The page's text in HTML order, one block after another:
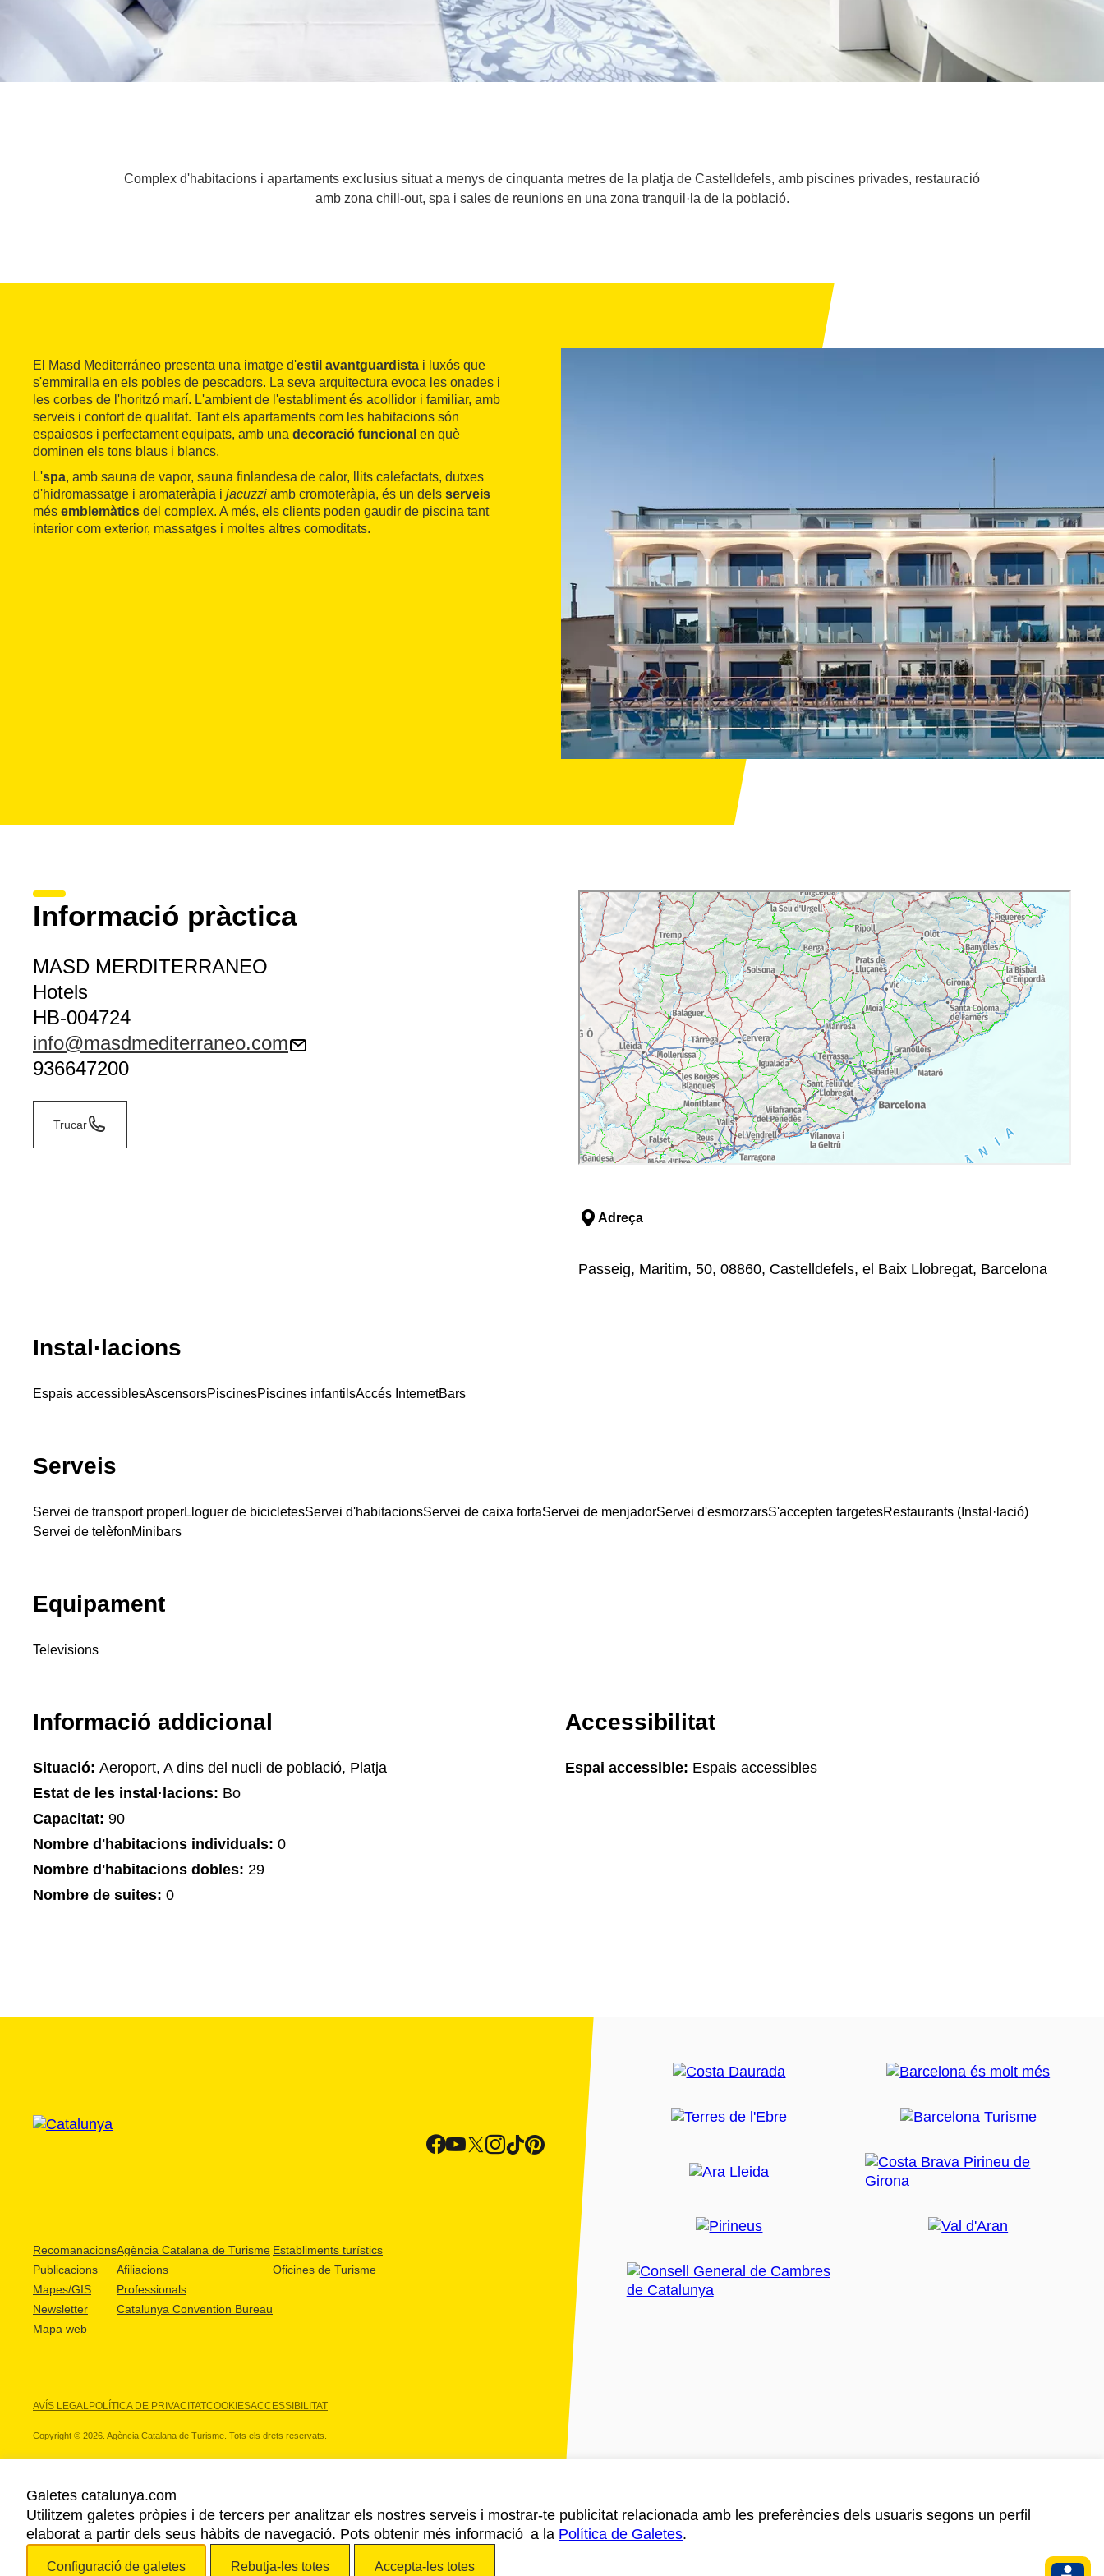
Complex d'habitacions i apartaments exclusius situat a menys de cinquanta metres de la platja de Castelldefels, amb piscines privades, restauració
amb zona chill-out, spa i sales de reunions en una zona tranquil·la de la població.
El Masd Mediterráneo presenta una imatge d'estil avantguardista i luxós que
s'emmiralla en els pobles de pescadors. La seva arquitectura evoca les onades i
les corbes de l'horitzó marí. L'ambient de l'establiment és acollidor i familiar, amb
serveis i confort de qualitat. Tant els apartaments com les habitacions són
espaiosos i perfectament equipats, amb una decoració funcional en què
dominen els tons blaus i blancs.
L'spa, amb sauna de vapor, sauna finlandesa de calor, llits calefactats, dutxes
d'hidromassatge i aromateràpia i jacuzzi amb cromoteràpia, és un dels serveis
més emblemàtics del complex. A més, els clients poden gaudir de piscina tant
interior com exterior, massatges i moltes altres comoditats.
Informació pràctica
MASD MERDITERRANEO
Hotels
HB-004724
info@masdmediterraneo.com
936647200
Trucar
Adreça
Passeig, Maritim, 50, 08860, Castelldefels, el Baix Llobregat, Barcelona
Instal·lacions
Espais accessiblesAscensorsPiscinesPiscines infantilsAccés InternetBars
Serveis
Servei de transport properLloguer de bicicletesServei d'habitacionsServei de caixa fortaServei de menjadorServei d'esmorzarsS'accepten targetesRestaurants (Instal·lació)
Servei de telèfonMinibars
Equipament
Televisions
Informació addicional
Situació: Aeroport, A dins del nucli de població, Platja
Estat de les instal·lacions: Bo
Capacitat: 90
Nombre d'habitacions individuals: 0
Nombre d'habitacions dobles: 29
Nombre de suites: 0
Accessibilitat
Espai accessible: Espais accessibles
Recomanacions
Publicacions
Mapes/GIS
Newsletter
Mapa web
Agència Catalana de Turisme
Afiliacions
Professionals
Catalunya Convention Bureau
Establiments turístics
Oficines de Turisme
AVÍS LEGALPOLÍTICA DE PRIVACITATCOOKIESACCESSIBILITAT
Copyright © 2026. Agència Catalana de Turisme. Tots els drets reservats.
ELS NOSTRES PARTNERS
Galetes catalunya.com
Utilitzem galetes pròpies i de tercers per analitzar els nostres serveis i mostrar-te publicitat relacionada amb les preferències dels usuaris segons un perfil
elaborat a partir dels seus hàbits de navegació. Pots obtenir més informació a la Política de Galetes.
Configuració de galetes Rebutja-les totes Accepta-les totes